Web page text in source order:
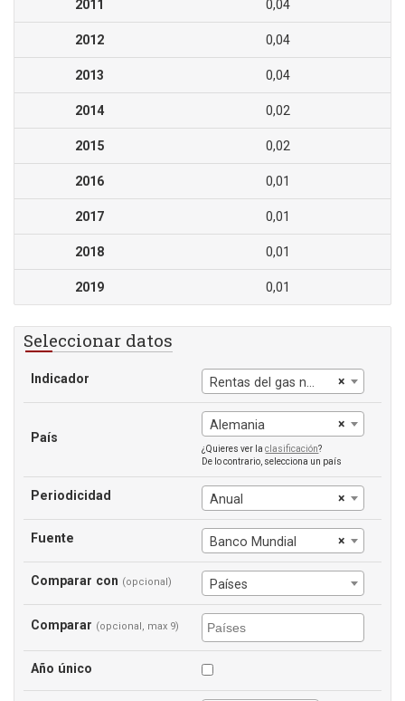
2011 0,04
2012 0,04
2013 0,04
2014 0,02
2015 0,02
2016 0,01
2017 0,01
2018 0,01
2019 0,01
Seleccionar datos
Indicador ×
Rentas del gas natural
País
×
Alemania
¿Quieres ver laclasificación?
De lo contrario, selecciona un país
Periodicidad ×
Anual
Fuente ×
Banco Mundial
Comparar con (opcional) Países
Comparar (opcional, max 9)
Año único